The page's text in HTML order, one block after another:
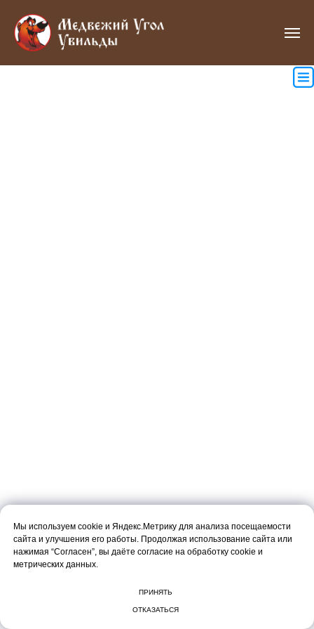
Мы используем cookie и Яндекс.Метрику для анализа посещаемости
сайта и улучшения его работы. Продолжая использование сайта или
нажимая “Согласен”, вы даёте согласие на обработку cookie и
метрических данных.
ПРИНЯТЬ
ОТКАЗАТЬСЯ